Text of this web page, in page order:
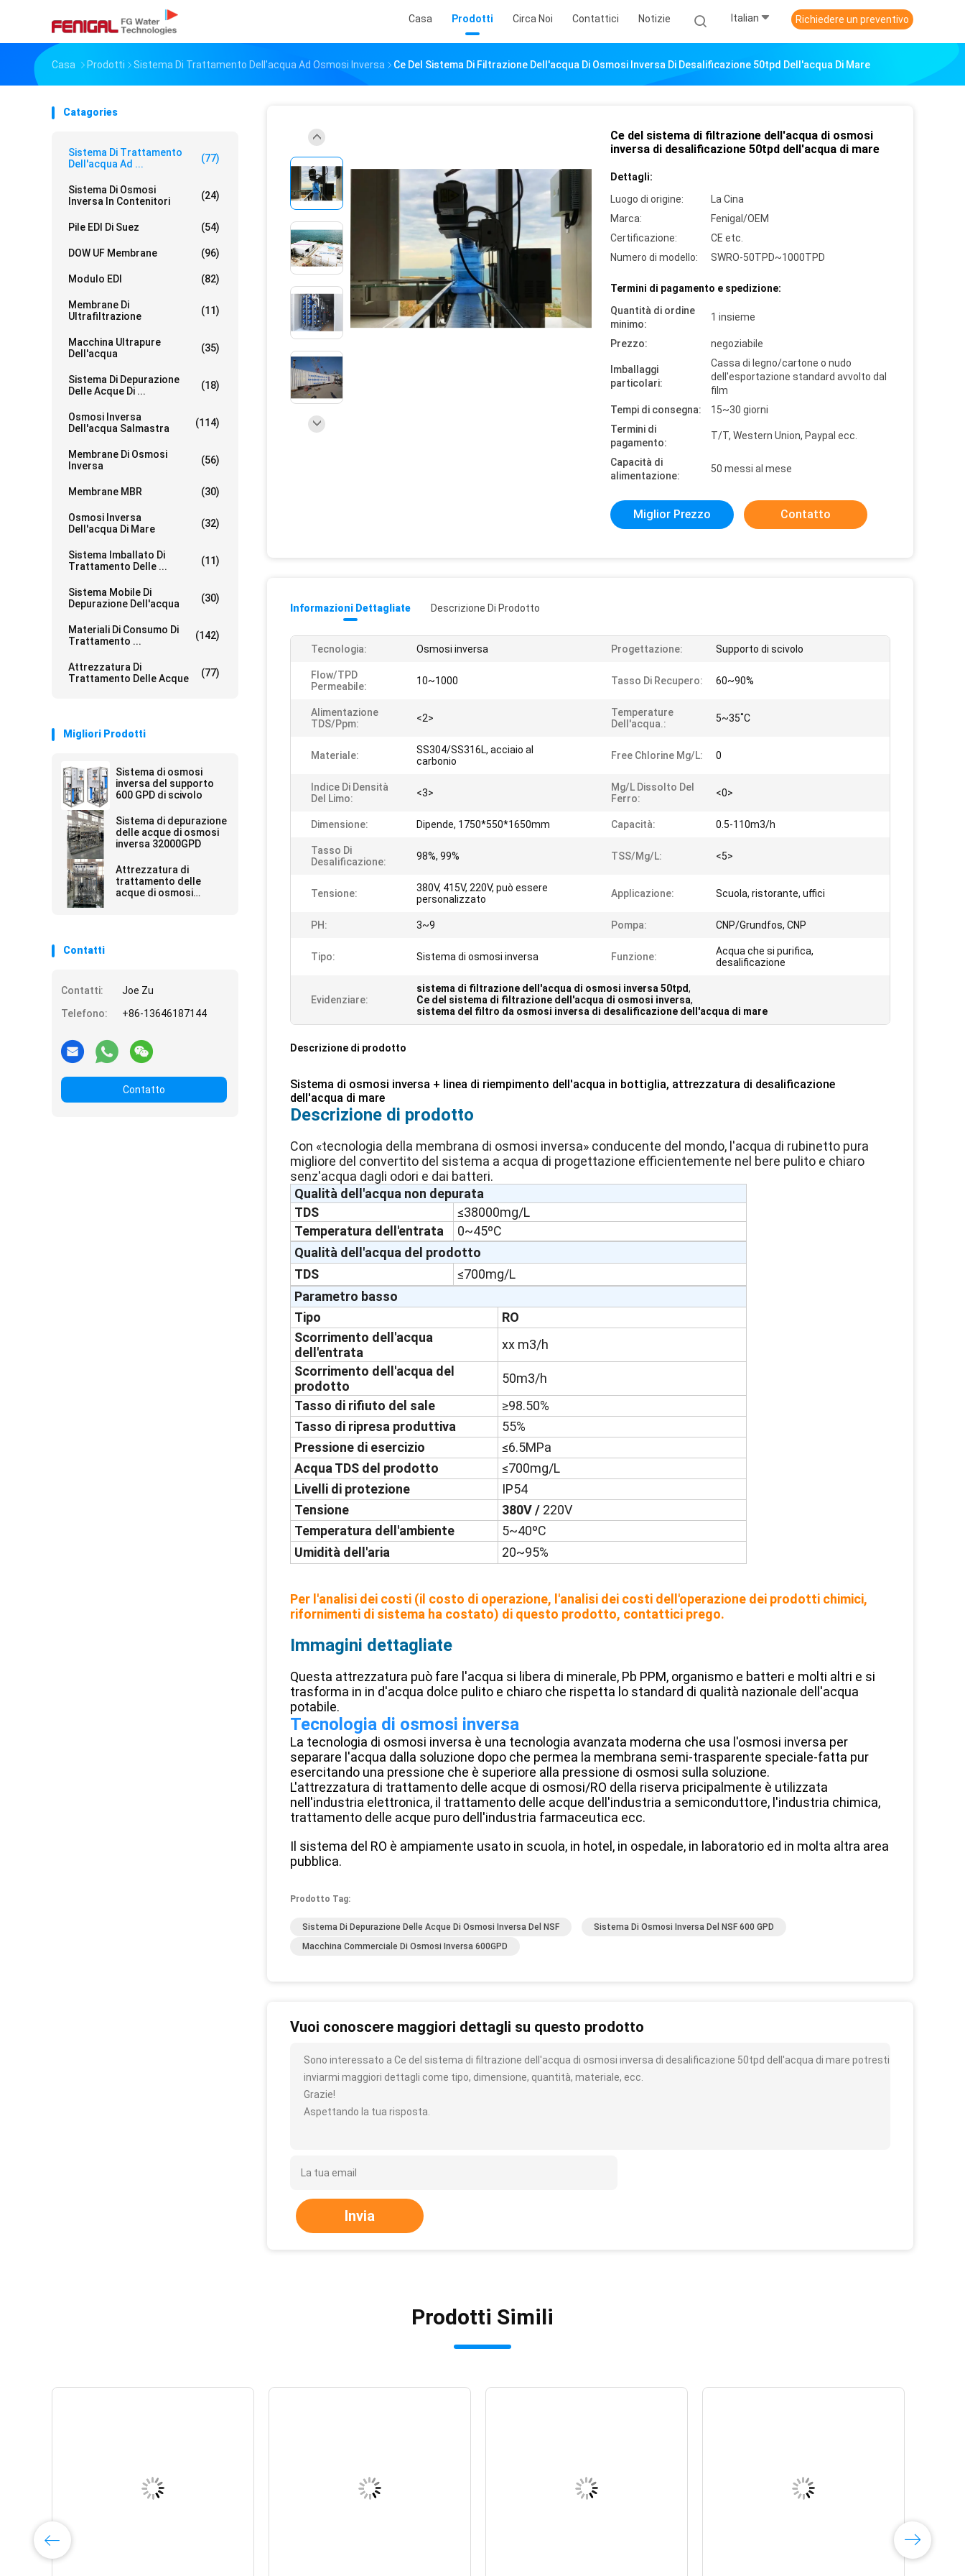
Casa Prodotti Circa Noi Contattici Notizie Italian Richiedere un preventivo
Casa Prodotti Sistema Di Trattamento Dell'acqua Ad Osmosi Inversa Ce Del Sistema Di Filtrazione Dell'acqua Di Osmosi Inversa Di Desalificazione 50tpd Dell'acqua Di Mare
Catagories
Sistema Di Trattamento
Dell'acqua Ad ...
(77)
Sistema Di Osmosi
Inversa In Contenitori
(24)
Pile EDI Di Suez (54)
DOW UF Membrane (96)
Modulo EDI (82)
Membrane Di
Ultrafiltrazione
(11)
Macchina Ultrapure
Dell'acqua
(35)
Sistema Di Depurazione
Delle Acque Di ...
(18)
Osmosi Inversa
Dell'acqua Salmastra
(114)
Membrane Di Osmosi
Inversa
(56)
Membrane MBR (30)
Osmosi Inversa
Dell'acqua Di Mare
(32)
Sistema Imballato Di
Trattamento Delle ...
(11)
Sistema Mobile Di
Depurazione Dell'acqua
(30)
Materiali Di Consumo Di
Trattamento ...
(142)
Attrezzatura Di
Trattamento Delle Acque
(77)
Migliori Prodotti
Sistema di osmosi
inversa del supporto
600 GPD di scivolo
Sistema di depurazione
delle acque di osmosi
inversa 32000GPD
Attrezzatura di
trattamento delle
acque di osmosi
Contatti
Contatti:
Joe Zu
Telefono:
+86-13646187144
Contatto
Ce del sistema di filtrazione dell'acqua di osmosi
inversa di desalificazione 50tpd dell'acqua di mare
Dettagli:
Luogo di origine:
La Cina
Marca:
Fenigal/OEM
Certificazione:
CE etc.
Numero di modello:
SWRO-50TPD~1000TPD
Termini di pagamento e spedizione:
Quantità di ordine
minimo:
1 insieme
Prezzo: negoziabile
Imballaggi
particolari:
Cassa di legno/cartone o nudo
dell'esportazione standard avvolto dal
film
Tempi di consegna:
15~30 giorni
Termini di
pagamento:
T/T, Western Union, Paypal ecc.
Capacità di
alimentazione:
50 messi al mese
Miglior Prezzo Contatto
Informazioni Dettagliate Descrizione Di Prodotto
Tecnologia: Osmosi inversa Progettazione: Supporto di scivolo
Flow/TPD
Permeabile:
10~1000 Tasso Di Recupero: 60~90%
Alimentazione
TDS/ppm:
<2>
Temperature
Dell'acqua.:
5~35˚C
Materiale:
SS304/SS316L, acciaio al
carbonio
Free Chlorine Mg/L: 0
Indice Di Densità
Del Limo:
<3>
Mg/l Dissolto Del
Ferro:
<0>
Dimensione: Dipende, 1750*550*1650mm Capacità: 0.5-110m3/h
Tasso Di
Desalificazione:
98%, 99% TSS/mg/L: <5>
Tensione:
380V, 415V, 220V, può essere
personalizzato
Applicazione: Scuola, ristorante, uffici
PH: 3~9 Pompa: CNP/Grundfos, CNP
Tipo: Sistema di osmosi inversa Funzione:
Acqua che si purifica,
desalificazione
Evidenziare:
sistema di filtrazione dell'acqua di osmosi inversa 50tpd,
Ce del sistema di filtrazione dell'acqua di osmosi inversa,
sistema del filtro da osmosi inversa di desalificazione dell'acqua di mare
Descrizione di prodotto
Sistema di osmosi inversa + linea di riempimento dell'acqua in bottiglia, attrezzatura di desalificazione
dell'acqua di mare
Descrizione di prodotto
Con «tecnologia della membrana di osmosi inversa» conducente del mondo, l'acqua di rubinetto pura
migliore del convertito del sistema a acqua di progettazione efficientemente nel bere pulito e chiaro
senz'acqua dagli odori e dai batteri.
Qualità dell'acqua non depurata
TDS
≤38000mg/L
Temperatura dell'entrata
0~45ºC
Qualità dell'acqua del prodotto
TDS
≤700mg/L
Parametro basso
Tipo
RO
Scorrimento dell'acqua
dell'entrata
xx m3/h
Scorrimento dell'acqua del
prodotto
50m3/h
Tasso di rifiuto del sale
≥98.50%
Tasso di ripresa produttiva
55%
Pressione di esercizio
≤6.5MPa
Acqua TDS del prodotto
≤700mg/L
Livelli di protezione
IP54
Tensione
380V / 220V
Temperatura dell'ambiente
5~40ºC
Umidità dell'aria
20~95%
Per l'analisi dei costi (il costo di operazione, l'analisi dei costi dell'operazione dei prodotti chimici,
rifornimenti di sistema ha costato) di questo prodotto, contattici prego.
Immagini dettagliate
Questa attrezzatura può fare l'acqua si libera di minerale, Pb PPM, organismo e batteri e molti altri e si
trasforma in in d'acqua dolce pulito e chiaro che rispetta lo standard di qualità nazionale dell'acqua
potabile.
Tecnologia di osmosi inversa
La tecnologia di osmosi inversa è una tecnologia avanzata moderna che usa l'osmosi inversa per
separare l'acqua dalla soluzione dopo che permea la membrana semi-trasparente speciale-fatta pur
esercitando una pressione che è superiore alla pressione di osmosi sulla soluzione.
L'attrezzatura di trattamento delle acque di osmosi/RO della riserva pricipalmente è utilizzata
nell'industria elettronica, il trattamento delle acque dell'industria a semiconduttore, l'industria chimica,
trattamento delle acque puro dell'industria farmaceutica ecc.
Il sistema del RO è ampiamente usato in scuola, in hotel, in ospedale, in laboratorio ed in molta altra area
pubblica.
Prodotto Tag:
Sistema Di Depurazione Delle Acque Di Osmosi Inversa Del NSF
Sistema Di Osmosi Inversa Del NSF 600 GPD
Macchina Commerciale Di Osmosi Inversa 600GPD
Vuoi conoscere maggiori dettagli su questo prodotto
Sono interessato a Ce del sistema di filtrazione dell'acqua di osmosi inversa di desalificazione 50tpd dell'acqua di mare potresti
inviarmi maggiori dettagli come tipo, dimensione, quantità, materiale, ecc.
Grazie!
Aspettando la tua risposta.
Invia
Prodotti Simili